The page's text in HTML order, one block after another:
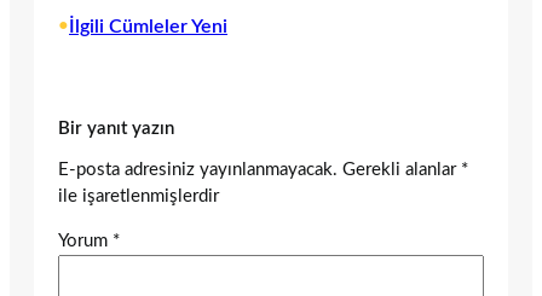
• İlgili Cümleler Yeni
Bir yanıt yazın
E-posta adresiniz yayınlanmayacak. Gerekli alanlar *
ile işaretlenmişlerdir
Yorum *